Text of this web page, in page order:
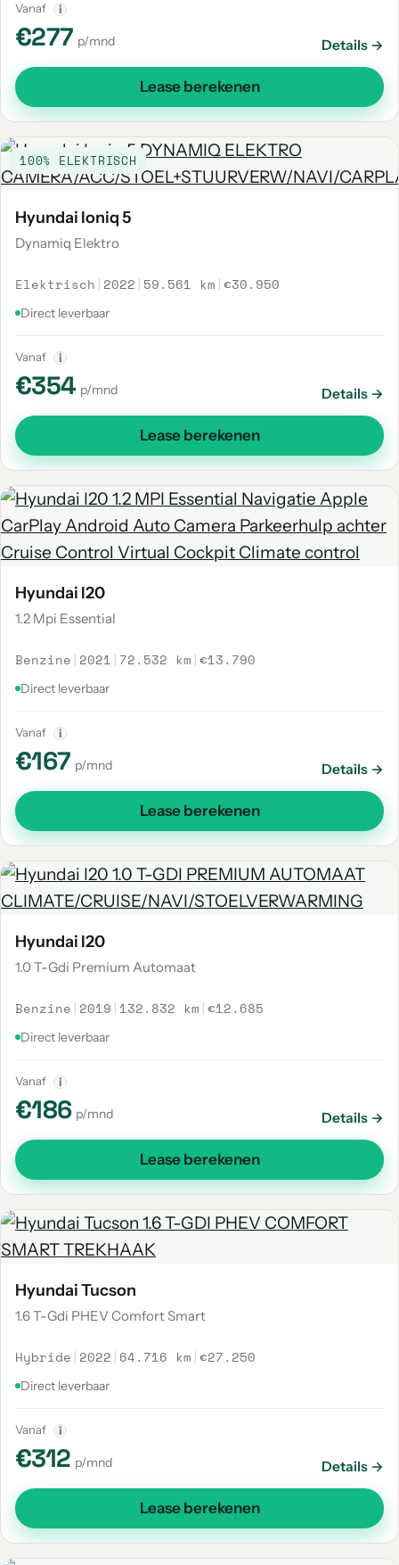
Vanaf i
€277 p/mnd Details →
Lease berekenen
100% ELEKTRISCH
Hyundai Ioniq 5
Dynamiq Elektro
Elektrisch | 2022 | 59.561 km |€30.950
Direct leverbaar
Vanaf i
€354 p/mnd Details →
Lease berekenen
Hyundai I20
1.2 Mpi Essential
Benzine | 2021 | 72.532 km |€13.790
Direct leverbaar
Vanaf i
€167 p/mnd Details →
Lease berekenen
Hyundai I20
1.0 T-Gdi Premium Automaat
Benzine | 2019 | 132.832 km |€12.685
Direct leverbaar
Vanaf i
€186 p/mnd Details →
Lease berekenen
Hyundai Tucson
1.6 T-Gdi PHEV Comfort Smart
Hybride | 2022 | 64.716 km |€27.250
Direct leverbaar
Vanaf i
€312 p/mnd Details →
Lease berekenen